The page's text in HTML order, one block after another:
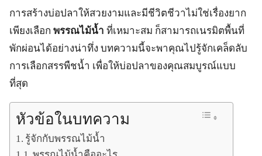
การสร้างบ่อปลาให้สวยงามและมีชีวิตชีวาไม่ใช่เรื่องยาก
เพียงเลือก พรรณไม้น้ำ ที่เหมาะสม ก็สามารถเนรมิตพื้นที่
พักผ่อนได้อย่างน่าทึ่ง บทความนี้จะพาคุณไปรู้จักเคล็ดลับ
การเลือกสรรพืชน้ำ เพื่อให้บ่อปลาของคุณสมบูรณ์แบบ
ที่สุด
หัวข้อในบทความ
รู้จักกับพรรณไม้น้ำ